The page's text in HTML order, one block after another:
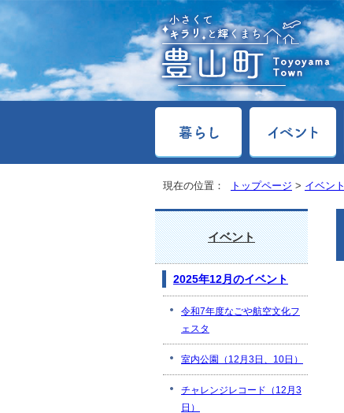
現在の位置： トップページ > イベント
イベント
2025年12月のイベント
令和7年度なごや航空文化フ
ェスタ
室内公園（12月3日、10日）
チャレンジレコード（12月3
日）